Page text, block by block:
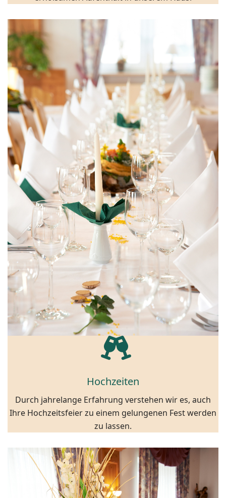
Hochzeiten
Durch jahrelange Erfahrung verstehen wir es, auch
Ihre Hochzeitsfeier zu einem gelungenen Fest werden
zu lassen.